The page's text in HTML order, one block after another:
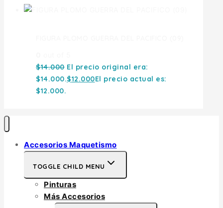
$14.000 El precio original era:
$14.000.$12.000El precio actual es:
$12.000.
Accesorios Maquetismo
TOGGLE CHILD MENU
Pinturas
Más Accesorios